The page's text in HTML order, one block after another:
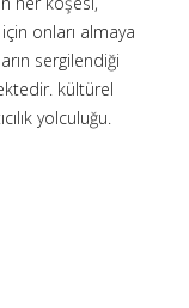
onları almaya
sergilendiği
kültürel
yolculuğu.